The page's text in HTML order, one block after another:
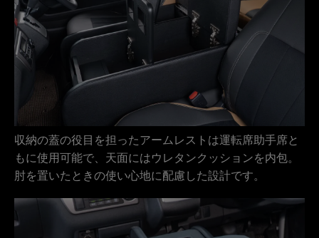
収納の蓋の役目を担ったアームレストは運転席助手席と
もに使用可能で、天面にはウレタンクッションを内包。
肘を置いたときの使い心地に配慮した設計です。